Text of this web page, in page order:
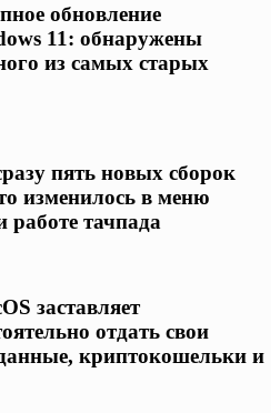
обновление
11: обнаружены
из самых старых
пять новых сборок
изменилось в меню
тачпада
заставляет
отдать свои
криптокошельки и